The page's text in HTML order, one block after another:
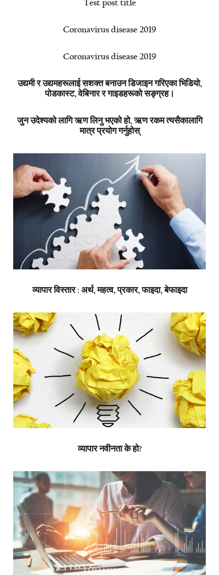
Test post title
Coronavirus disease 2019
Coronavirus disease 2019
उद्यमी र उद्यमहरूलाई सशक्त बनाउन डिजाइन गरिएका भिडियो,
पोडकास्ट, वेबिनार र गाइडहरूको सङ्ग्रह।
जुन उदेश्यको लागि ऋण लिनु भएको हो, ऋण रकम त्यसैकालागि
मात्र प्रयोग गर्नुहोस्
व्यापार विस्तार : अर्थ, महत्व, प्रकार, फाइदा, बेफाइदा
व्यापार नवीनता के हो?